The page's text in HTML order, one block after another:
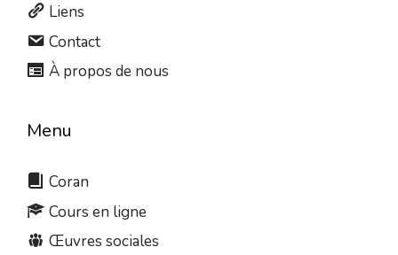
Liens
Contact
À propos de nous
Menu
Coran
Cours en ligne
Œuvres sociales